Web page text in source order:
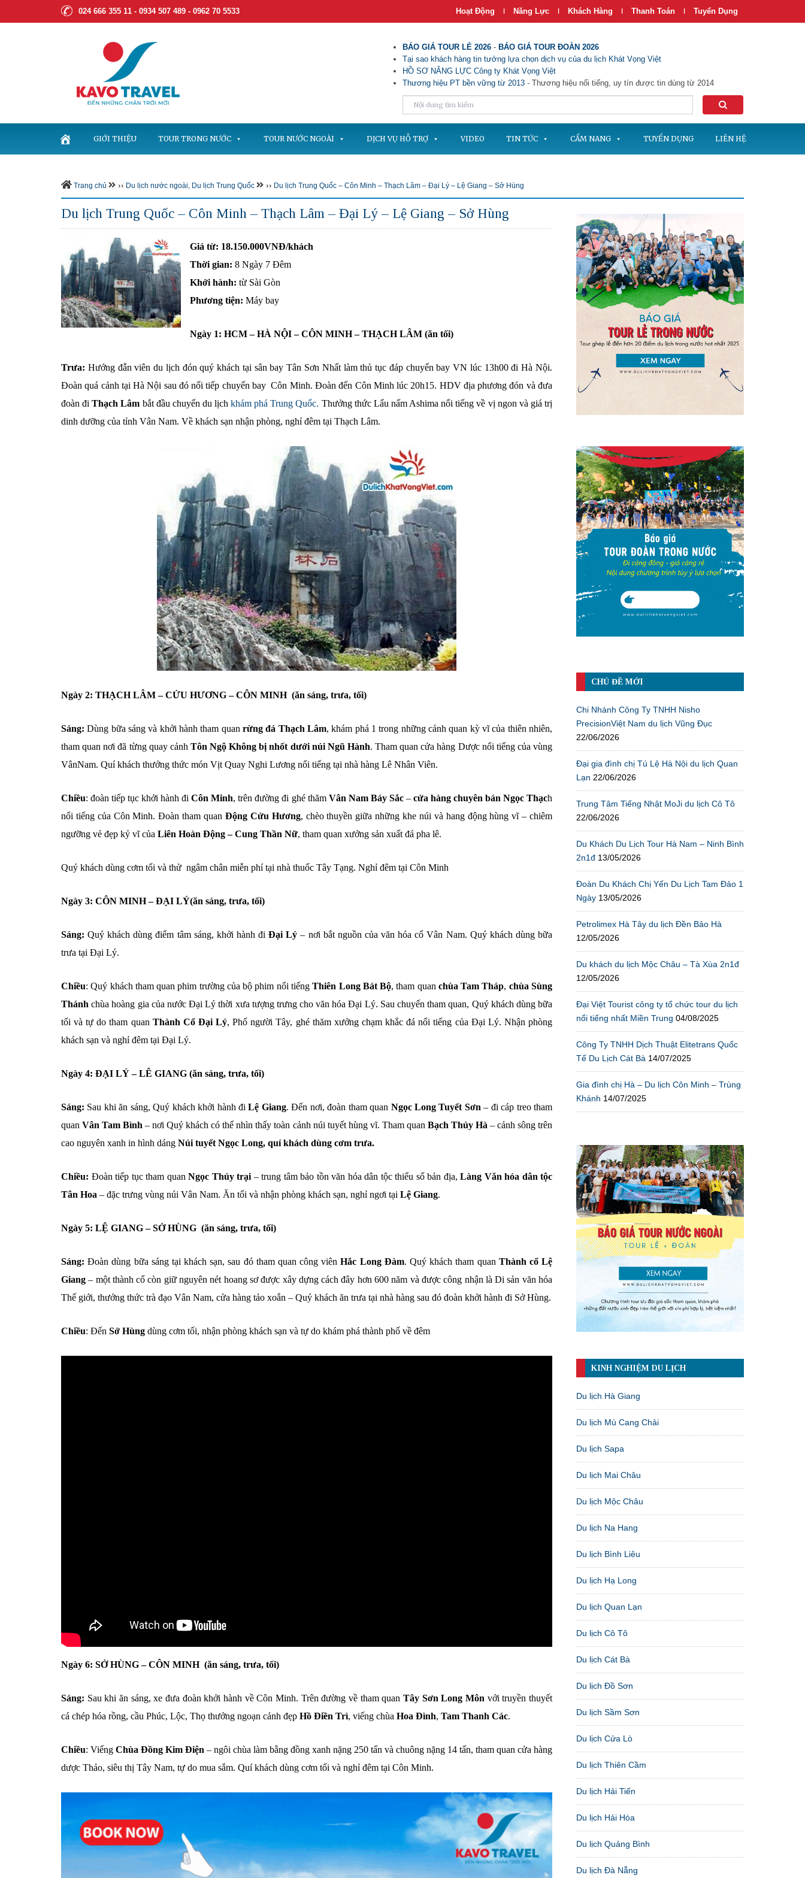
024 666 355 11 - 0934 507 489 - 0962 70 5533 Hoạt Động | Năng Lực | Khách Hàng | Thanh Toán | Tuyển Dụng
BÁO GIÁ TOUR LẺ 2026 - BÁO GIÁ TOUR ĐOÀN 2026
Tại sao khách hàng tin tưởng lựa chọn dịch vụ của du lịch Khát Vọng Việt
HỒ SƠ NĂNG LỰC Công ty Khát Vọng Việt
Thương hiệu PT bền vững từ 2013 - Thương hiệu nổi tiếng, uy tín được tin dùng từ 2014
GIỚI THIỆU TOUR TRONG NƯỚC TOUR NƯỚC NGOÀI DỊCH VỤ HỖ TRỢ VIDEO TIN TỨC CẨM NANG TUYỂN DỤNG LIÊN HỆ
Trang chủ ›› Du lịch nước ngoài, Du lịch Trung Quốc ›› Du lịch Trung Quốc – Côn Minh – Thạch Lâm – Đại Lý – Lệ Giang – Sở Hùng
Du lịch Trung Quốc – Côn Minh – Thạch Lâm – Đại Lý – Lệ Giang – Sở Hùng
Giá từ: 18.150.000VNĐ/khách
Thời gian: 8 Ngày 7 Đêm
Khởi hành: từ Sài Gòn
Phương tiện: Máy bay
Ngày 1: HCM – HÀ NỘI – CÔN MINH – THẠCH LÂM (ăn tối)
Trưa: Hướng đẫn viên du lịch đón quý khách tại sân bay Tân Sơn Nhất làm thủ tục đáp chuyến bay VN lúc 13h00 đi Hà Nội.
Đoàn quá cảnh tại Hà Nội sau đó nối tiếp chuyến bay Côn Minh. Đoàn đến Côn Minh lúc 20h15. HDV địa phương đón và đưa
đoàn điThạch Lâm bắt đầu chuyến du lịchkhám phá Trung Quốc. Thưởng thức Lẩu nấm Ashima nổi tiếng về vị ngon và giá trị
dinh dưỡng của tỉnh Vân Nam. Về khách sạn nhận phòng, nghỉ đêm tại Thạch Lâm.
Ngày 2: THẠCH LÂM – CỬU HƯƠNG – CÔN MINH (ăn sáng, trưa, tối)
Sáng: Dùng bữa sáng và khởi hành tham quan rừng đá Thạch Lâm, khám phá 1 trong những cảnh quan kỳ vĩ của thiên nhiên,
tham quan nơi đã từng quay cảnh Tôn Ngộ Không bị nhốt dưới núi Ngũ Hành. Tham quan cửa hàng Dược nổi tiếng của vùng
VânNam. Quí khách thưởng thức món Vịt Quay Nghi Lương nổi tiếng tại nhà hàng Lê Nhân Viên.
Chiều: đoàn tiếp tục khởi hành điCôn Minh, trên đường đi ghé thăm Vân Nam Bảy Sắc– cửa hàng chuyên bán Ngọc Thạch
nổi tiếng của Côn Minh. Đoàn tham quan Động Cửu Hương, chèo thuyền giữa những khe núi và hang động hùng vĩ – chiêm
ngưỡng vẻ đẹp kỷ vĩ của Liên Hoàn Động – Cung Thần Nữ, tham quan xưởng sản xuất đá pha lê.
Quý khách dùng cơm tối và thử ngâm chân miễn phí tại nhà thuốc Tây Tạng. Nghỉ đêm tại Côn Minh
Ngày 3: CÔN MINH – ĐẠI LÝ(ăn sáng, trưa, tối)
Sáng: Quý khách dùng điểm tâm sáng, khởi hành điĐại Lý – nơi bắt nguồn của văn hóa cổ Vân Nam. Quý khách dùng bữa
trưa tại Đại Lý.
Chiều: Quý khách tham quan phim trường của bộ phim nổi tiếngThiên Long Bát Bộ, tham quan chùa Tam Tháp, chùa Sùng
Thánh chùa hoàng gia của nước Đại Lý thời xưa tượng trưng cho văn hóa Đại Lý. Sau chuyến tham quan, Quý khách dùng bữa
tối và tự do tham quan Thành Cổ Đại Lý, Phố người Tây, ghé thăm xưởng chạm khắc đá nổi tiếng của Đại Lý. Nhận phòng
khách sạn và nghỉ đêm tại Đại Lý.
Ngày 4: ĐẠI LÝ – LÊ GIANG (ăn sáng, trưa, tối)
Sáng: Sau khi ăn sáng, Quý khách khởi hành điLệ Giang. Đến nơi, đoàn tham quan Ngọc Long Tuyết Sơn – đi cáp treo tham
quanVân Tam Bình – nơi Quý khách có thể nhìn thấy toàn cảnh núi tuyết hùng vĩ. Tham quan Bạch Thủy Hà – cảnh sông trên
cao nguyên xanh in hình dáng Núi tuyết Ngọc Long, quí khách dùng cơm trưa.
Chiều: Đoàn tiếp tục tham quan Ngọc Thủy trại – trung tâm bảo tồn văn hóa dân tộc thiểu số bản địa, Làng Văn hóa dân tộc
Tân Hoa – đặc trưng vùng núi Vân Nam. Ăn tối và nhận phòng khách sạn, nghỉ ngơi tại Lệ Giang.
Ngày 5: LỆ GIANG – SỞ HÙNG (ăn sáng, trưa, tối)
Sáng:Đoàn dùng bữa sáng tại khách sạn, sau đó tham quan công viên Hắc Long Đàm. Quý khách tham quan Thành cổ Lệ
Giang– một thành cổ còn giữ nguyên nét hoang sơ được xây dựng cách đây hơn 600 năm và được công nhận là Di sản văn hóa
Thế giới, thưởng thức trà đạo Vân Nam, cửa hàng tảo xoắn – Quý khách ăn trưa tại nhà hàng sau đó đoàn khởi hành đi Sở Hùng.
Chiều: Đến Sở Hùng dùng cơm tối, nhận phòng khách sạn và tự do khám phá thành phố về đêm
Ngày 6: SỞ HÙNG – CÔN MINH (ăn sáng, trưa, tối)
Sáng: Sau khi ăn sáng, xe đưa đoàn khởi hành về Côn Minh. Trên đường về tham quan Tây Sơn Long Môn với truyền thuyết
cá chép hóa rồng, cầu Phúc, Lộc, Thọ thưởng ngoạn cảnh đẹp Hồ Điền Trì, viếng chùa Hoa Đình, Tam Thanh Các.
Chiều: Viếng Chùa Đồng Kim Điện – ngôi chùa làm bằng đồng xanh nặng 250 tấn và chuông nặng 14 tấn, tham quan cửa hàng
dược Thảo, siêu thị Tây Nam, tự do mua sắm. Quí khách dùng cơm tối và nghỉ đêm tại Côn Minh.
CHỦ ĐỀ MỚI
Chi Nhánh Công Ty TNHH Nisho
PrecisionViệt Nam du lịch Vũng Đục
22/06/2026
Đại gia đình chị Tú Lệ Hà Nội du lịch Quan
Lạn 22/06/2026
Trung Tâm Tiếng Nhật MoJi du lịch Cô Tô
22/06/2026
Du Khách Du Lịch Tour Hà Nam – Ninh Bình
2n1đ 13/05/2026
Đoàn Du Khách Chị Yến Du Lịch Tam Đảo 1
Ngày 13/05/2026
Petrolimex Hà Tây du lịch Đền Bảo Hà
12/05/2026
Du khách du lịch Mộc Châu – Tà Xùa 2n1đ
12/05/2026
Đại Việt Tourist công ty tổ chức tour du lịch
nổi tiếng nhất Miền Trung 04/08/2025
Công Ty TNHH Dịch Thuật Elitetrans Quốc
Tế Du Lịch Cát Bà 14/07/2025
Gia đình chị Hà – Du lịch Côn Minh – Trùng
Khánh 14/07/2025
KINH NGHIỆM DU LỊCH
Du lịch Hà Giang
Du lịch Mù Cang Chải
Du lịch Sapa
Du lịch Mai Châu
Du lịch Mộc Châu
Du lịch Na Hang
Du lịch Bình Liêu
Du lịch Hạ Long
Du lịch Quan Lạn
Du lịch Cô Tô
Du lịch Cát Bà
Du lịch Đồ Sơn
Du lịch Sầm Sơn
Du lịch Cửa Lò
Du lịch Thiên Cầm
Du lịch Hải Tiến
Du lịch Hải Hòa
Du lịch Quảng Bình
Du lịch Đà Nẵng